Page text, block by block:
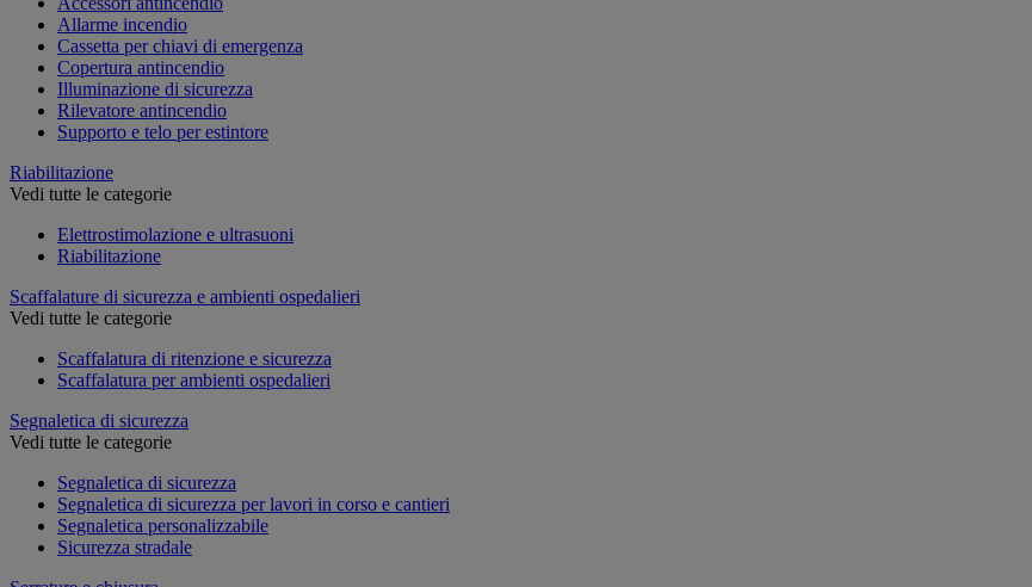
Allarme incendio
Cassetta per chiavi di emergenza
Copertura antincendio
Illuminazione di sicurezza
Rilevatore antincendio
Supporto e telo per estintore
Riabilitazione
Vedi tutte le categorie
Elettrostimolazione e ultrasuoni
Riabilitazione
Scaffalature di sicurezza e ambienti ospedalieri
Vedi tutte le categorie
Scaffalatura di ritenzione e sicurezza
Scaffalatura per ambienti ospedalieri
Segnaletica di sicurezza
Vedi tutte le categorie
Segnaletica di sicurezza
Segnaletica di sicurezza per lavori in corso e cantieri
Segnaletica personalizzabile
Sicurezza stradale